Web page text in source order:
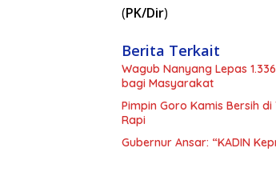
(PK/Dir)
Berita Terkait
Wagub Nanyang Lepas
bagi Masyarakat
Pimpin Goro Kamis Bersih
Rapi
Gubernur Ansar: “KADIN